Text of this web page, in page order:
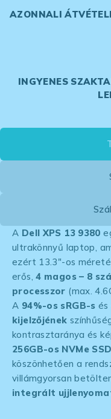
AZONNALI ÁTVÉTELI
INGYENES
A Dell XPS 13 9380
ultrakönnyű laptop,
ezért 13.3″-os
erős,4 magos – 8
processzor (max.
A 94%-os sRGB-s és
kijelzőjének
kontrasztaránya és
256GB-os NVMe SSD
köszönhetően a
villámgyorsan
integrált